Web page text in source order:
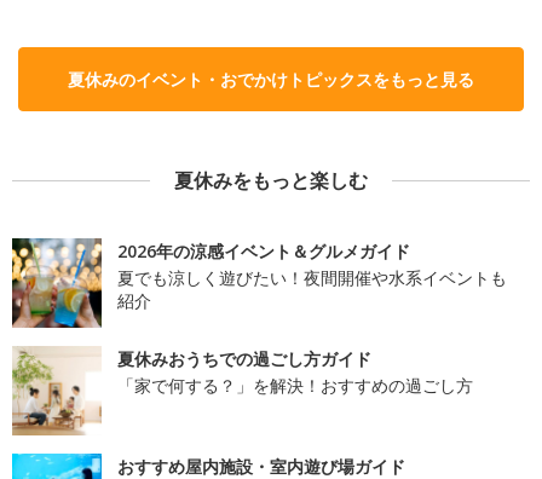
夏休みのイベント・おでかけトピックスをもっと見る
夏休みをもっと楽しむ
2026年の涼感イベント＆グルメガイド
夏でも涼しく遊びたい！夜間開催や水系イベントも
紹介
夏休みおうちでの過ごし方ガイド
「家で何する？」を解決！おすすめの過ごし方
おすすめ屋内施設・室内遊び場ガイド